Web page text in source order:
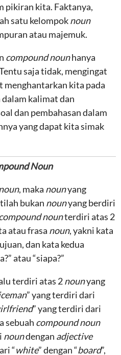
pikiran kita. Faktanya,
satu kelompoknoun
atau majemuk.
compound nounhanya
saja tidak, mengingat
menghantarkan kita pada
kalimat dan
dan pembahasan dalam
yang dapat kita simak
Noun
, maka nounyang
bukan nounyang berdiri
nounterdiri atas 2
atau frasa noun, yakni kata
dan kata kedua
atau “siapa?”
terdiri atas 2nounyang
” yang terdiri dari
” yang terdiri dari
sebuah compound noun
noundengan adjective
“white” dengan “board”,